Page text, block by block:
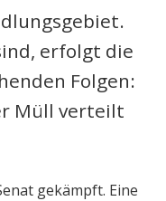
erfolgt die
Folgen:
Müll verteilt
gekämpft. Eine